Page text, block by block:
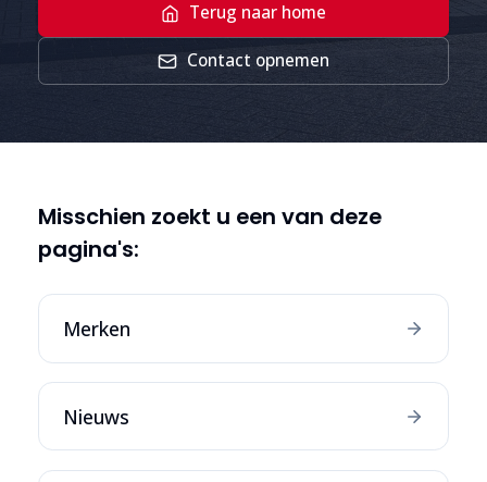
Terug naar home
Contact opnemen
Misschien zoekt u een van deze
pagina's:
Merken
Nieuws